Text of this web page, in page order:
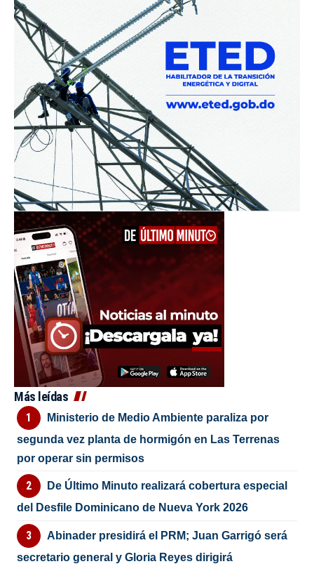
Más leídas
Ministerio de Medio Ambiente paraliza por
segunda vez planta de hormigón en Las Terrenas
por operar sin permisos
De Último Minuto realizará cobertura especial
del Desfile Dominicano de Nueva York 2026
Abinader presidirá el PRM; Juan Garrigó será
secretario general y Gloria Reyes dirigirá